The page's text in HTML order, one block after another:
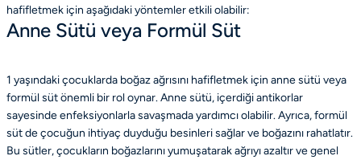
hafifletmek için aşağıdaki yöntemler etkili olabilir:
Anne Sütü veya Formül Süt
1 yaşındaki çocuklarda boğaz ağrısını hafifletmek için anne sütü veya
formül süt önemli bir rol oynar. Anne sütü, içerdiği antikorlar
sayesinde enfeksiyonlarla savaşmada yardımcı olabilir. Ayrıca, formül
süt de çocuğun ihtiyaç duyduğu besinleri sağlar ve boğazını rahatlatır.
Bu sütler, çocukların boğazlarını yumuşatarak ağrıyı azaltır ve genel